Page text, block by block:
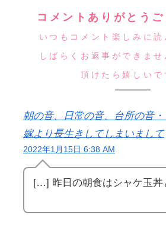
コメントありがとうご
いつもコメント楽しみに読
しばらくお返事ができませ
頂けたら嬉しいで
朝の音、日常の音、台所の音・
嫁より長生きしてしまいまして
2022年1月15日 6:38 AM
[…] 昨日の朝食はシャケ玉